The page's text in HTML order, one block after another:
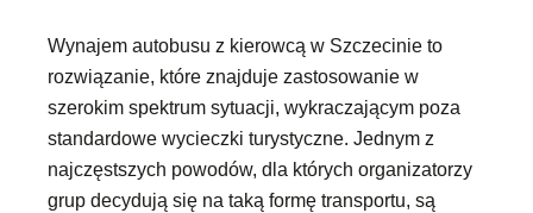
Wynajem autobusu z kierowcą w Szczecinie to
rozwiązanie, które znajduje zastosowanie w
szerokim spektrum sytuacji, wykraczającym poza
standardowe wycieczki turystyczne. Jednym z
najczęstszych powodów, dla których organizatorzy
grup decydują się na taką formę transportu, są